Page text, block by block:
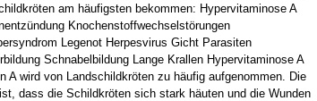
am häufigsten bekommen: Hypervitaminose A
Knochenstoffwechselstörungen
Legenot Herpesvirus Gicht Parasiten
Schnabelbildung Lange Krallen Hypervitaminose A
A wird von Landschildkröten zu häufig aufgenommen. Die
dass die Schildkröten sich stark häuten und die Wunden